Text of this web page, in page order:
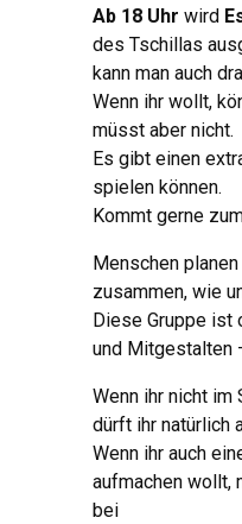
Ab 18 Uhr wird
des Tschillas
kann man auch
Wenn ihr wollt,
müsst aber nicht.
Es gibt einen
spielen können.
Kommt gerne
Menschen
zusammen, wie
Diese Gruppe ist
und Mitgestalten
Wenn ihr nicht im
dürft ihr natürlich
Wenn ihr auch
aufmachen wollt,
bei